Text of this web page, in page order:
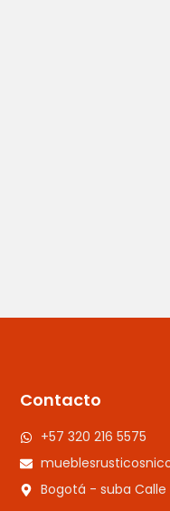
Contacto
+57 320 216 5575
Bogotá - suba Calle